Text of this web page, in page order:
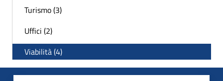
Turismo (3)
Uffici (2)
Viabilità (4)